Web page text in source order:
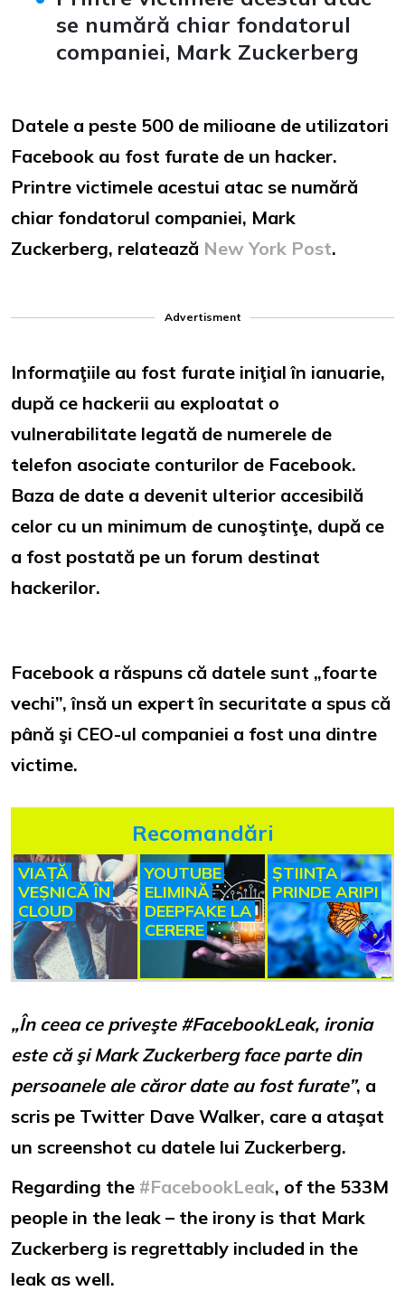
se numără chiar fondatorul
companiei, Mark Zuckerberg
Datele a peste 500 de milioane de utilizatori
Facebook au fost furate de un hacker.
Printre victimele acestui atac se numără
chiar fondatorul companiei, Mark
Zuckerberg, relatează New York Post.
Advertisment
Informaţiile au fost furate iniţial în ianuarie,
după ce hackerii au exploatat o
vulnerabilitate legată de numerele de
telefon asociate conturilor de Facebook.
Baza de date a devenit ulterior accesibilă
celor cu un minimum de cunoştinţe, după ce
a fost postată pe un forum destinat
hackerilor.
Facebook a răspuns că datele sunt „foarte
vechi”, însă un expert în securitate a spus că
până şi CEO-ul companiei a fost una dintre
victime.
Recomandări
VIAȚĂ
VEȘNICĂ ÎN
CLOUD
YOUTUBE
ELIMINĂ
DEEPFAKE LA
CERERE
ȘTIINȚA
PRINDE ARIPI
„În ceea ce priveşte #FacebookLeak, ironia
este că şi Mark Zuckerberg face parte din
persoanele ale căror date au fost furate”, a
scris pe Twitter Dave Walker, care a ataşat
un screenshot cu datele lui Zuckerberg.
Regarding the #FacebookLeak, of the 533M
people in the leak – the irony is that Mark
Zuckerberg is regrettably included in the
leak as well.